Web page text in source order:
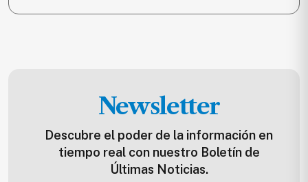
Newsletter
Descubre el poder de la información en
tiempo real con nuestro Boletín de
Últimas Noticias.